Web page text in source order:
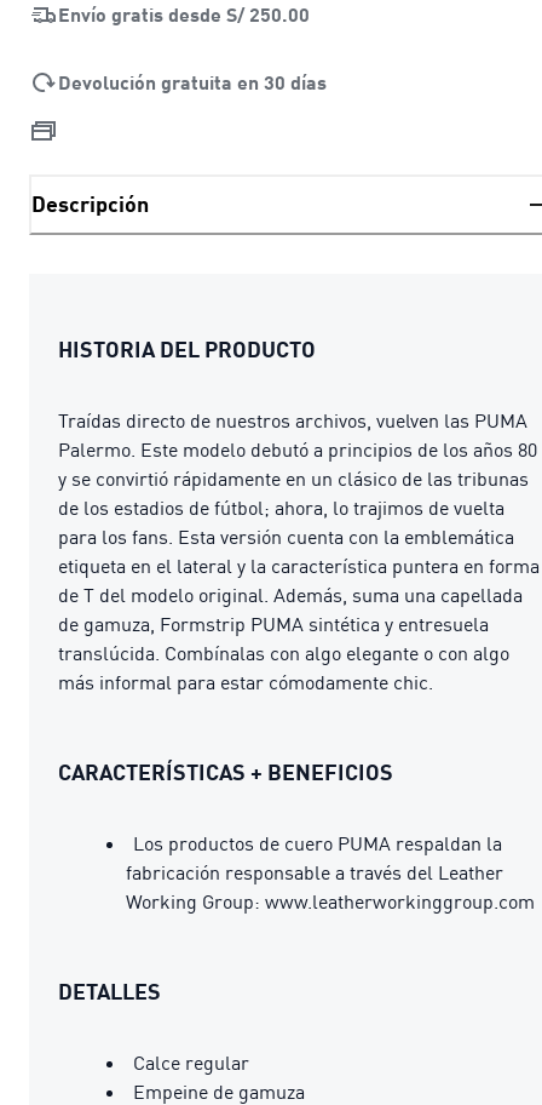
Envío gratis desde S/ 250.00
Devolución gratuita en 30 días
Descripción
HISTORIA DEL PRODUCTO
Traídas directo de nuestros archivos, vuelven las PUMA
Palermo. Este modelo debutó a principios de los años 80
y se convirtió rápidamente en un clásico de las tribunas
de los estadios de fútbol; ahora, lo trajimos de vuelta
para los fans. Esta versión cuenta con la emblemática
etiqueta en el lateral y la característica puntera en forma
de T del modelo original. Además, suma una capellada
de gamuza, Formstrip PUMA sintética y entresuela
translúcida. Combínalas con algo elegante o con algo
más informal para estar cómodamente chic.
CARACTERÍSTICAS + BENEFICIOS
Los productos de cuero PUMA respaldan la
fabricación responsable a través del Leather
Working Group: www.leatherworkinggroup.com
DETALLES
Calce regular
Empeine de gamuza